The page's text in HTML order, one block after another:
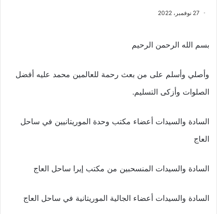
27 نوفمبر، 2022
بسم الله الرحمن الرحيم
وأصلي وأسلم على من بعث رحمة للعالمين محمد عليه أفضل
الصلوات وأزكى التسليم.
السادة والسيدات أعضاء مكتب وحدة الموريتانيين في ساحل
العاج
السادة والسيدات المنسحبين من مكتب إيرا ساحل العاج
السادة والسيدات أعضاء الجالية الموريتانية في ساحل العاج